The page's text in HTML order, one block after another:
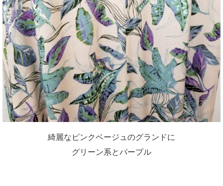
綺麗なピンクベージュのグランドに
グリーン系とパープル